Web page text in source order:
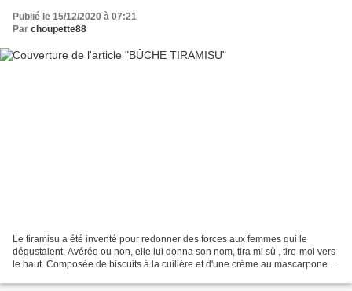
Publié le 15/12/2020 à 07:21
Par choupette88
Le tiramisu a été inventé pour redonner des forces aux femmes qui le
dégustaient. Avérée ou non, elle lui donna son nom, tira mi sù , tire-moi vers
le haut. Composée de biscuits à la cuillère et d'une crème au mascarpone à